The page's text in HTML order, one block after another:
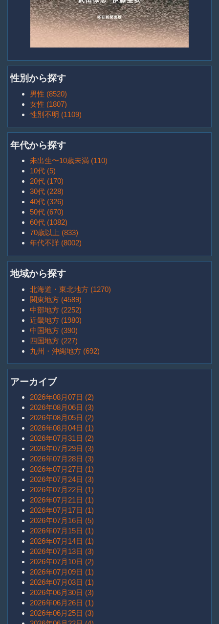
性別から探す
男性 (8520)
女性 (1807)
性別不明 (1109)
年代から探す
未出生〜10歳未満 (110)
10代 (5)
20代 (170)
30代 (228)
40代 (326)
50代 (670)
60代 (1082)
70歳以上 (833)
年代不詳 (8002)
地域から探す
北海道・東北地方 (1270)
関東地方 (4589)
中部地方 (2252)
近畿地方 (1980)
中国地方 (390)
四国地方 (227)
九州・沖縄地方 (692)
アーカイブ
2026年08月07日 (2)
2026年08月06日 (3)
2026年08月05日 (2)
2026年08月04日 (1)
2026年07月31日 (2)
2026年07月29日 (3)
2026年07月28日 (3)
2026年07月27日 (1)
2026年07月24日 (3)
2026年07月22日 (1)
2026年07月21日 (1)
2026年07月17日 (1)
2026年07月16日 (5)
2026年07月15日 (1)
2026年07月14日 (1)
2026年07月13日 (3)
2026年07月10日 (2)
2026年07月09日 (1)
2026年07月03日 (1)
2026年06月30日 (3)
2026年06月26日 (1)
2026年06月25日 (3)